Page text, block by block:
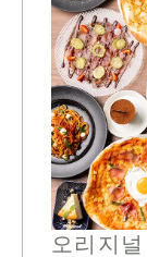
오리지